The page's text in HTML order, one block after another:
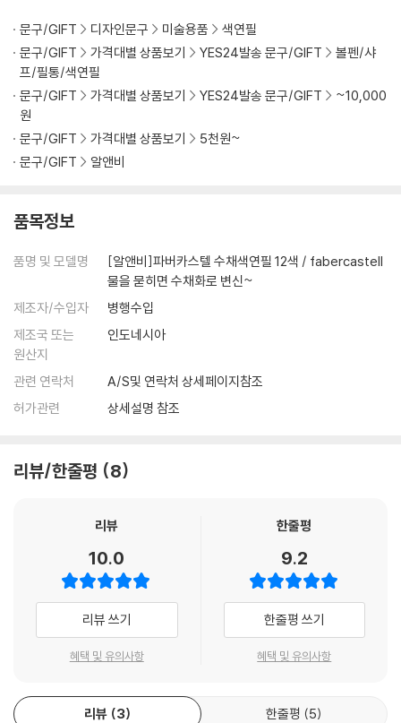
문구/GIFT 디자인문구 미술용품
색연필
문구/GIFT
가격대별 상품보기 YES24발송 문구/GIFT
볼펜/샤
프/필통/색연필
문구/GIFT
가격대별 상품보기 YES24발송 문구/GIFT
~10,000
원
문구/GIFT
가격대별 상품보기
5천원~
문구/GIFT
알앤비
품목정보
품명 및 모델명
[알앤비]파버카스텔 수채색연필 12색 / fabercastell
물을 묻히면 수채화로 변신~
제조자/수입자
병행수입
제조국 또는
원산지
인도네시아
관련 연락처
A/S및 연락처 상세페이지참조
허가관련
상세설명 참조
리뷰/한줄평 8
리뷰
10.0
리뷰 쓰기
혜택 및 유의사항
한줄평
9.2
한줄평 쓰기
혜택 및 유의사항
리뷰 3 한줄평 5